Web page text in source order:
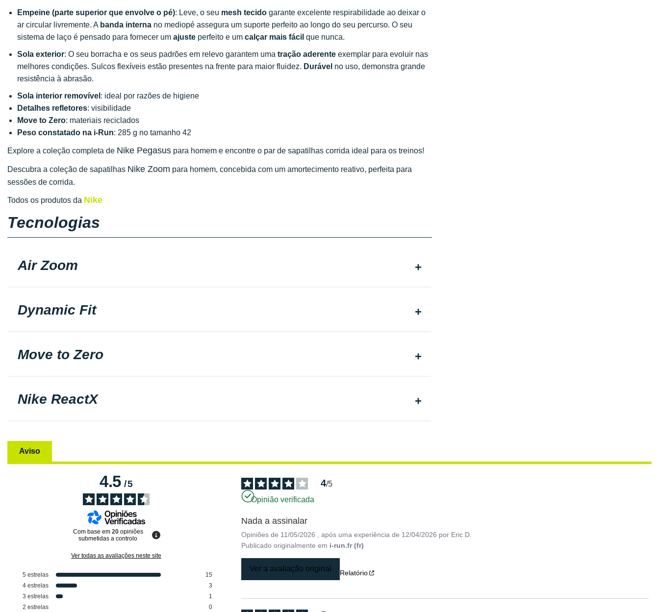
Empeine (parte superior que envolve o pé): Leve, o seu mesh tecido garante excelente respirabilidade ao deixar o
ar circular livremente. A banda interna no mediopé assegura um suporte perfeito ao longo do seu percurso. O seu
sistema de laço é pensado para fornecer um ajuste perfeito e um calçar mais fácil que nunca.
Sola exterior: O seu borracha e os seus padrões em relevo garantem uma tração aderente exemplar para evoluir nas
melhores condições. Sulcos flexíveis estão presentes na frente para maior fluidez. Durável no uso, demonstra grande
resistência à abrasão.
Sola interior removível : ideal por razões de higiene
Detalhes refletores: visibilidade
Move to Zero: materiais reciclados
Peso constatado na i-Run: 285 g no tamanho 42
Explore a coleção completa de Nike Pegasus para homem e encontre o par de sapatilhas corrida ideal para os treinos!
Descubra a coleção de sapatilhas Nike Zoom para homem, concebida com um amortecimento reativo, perfeita para
sessões de corrida.
Todos os produtos da Nike
Tecnologias
Air Zoom
Dynamic Fit
Move to Zero
Nike ReactX
Aviso
4.5/5
Com base em 20 opiniões
submetidas a controlo
Ver todas as avaliações neste site
5 estrelas
15
4 estrelas
3
3 estrelas
1
2 estrelas 0
4/5
Opinião verificada
Nada a assinalar
Opiniões de 11/05/2026 , após uma experiência de 12/04/2026 por Eric D.
Publicado originalmente em i-run.fr (fr)
Ver a avaliação original Relatório